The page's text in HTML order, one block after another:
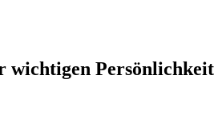
wichtigen Persönlichkeit